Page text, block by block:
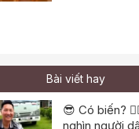
Bài viết hay
😎 Có biến?
nghìn người